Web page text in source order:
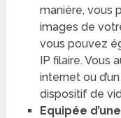
manière, vous
images de
vous pouvez
IP filaire. Vous
internet ou
dispositif de
Equipée